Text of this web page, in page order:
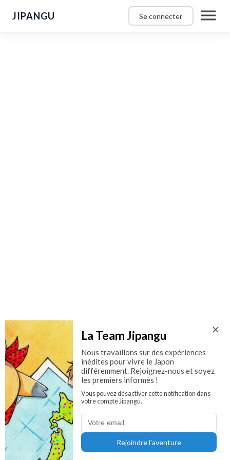
JIPANGU Se connecter
Manger Dormir
La Team Jipangu
Nous travaillons sur des expériences
inédites pour vivre le Japon
différemment. Rejoignez-nous et soyez
les premiers informés !
Vous pouvez désactiver cette notification dans
votre compte Jipangu.
Rejoindre l'aventure